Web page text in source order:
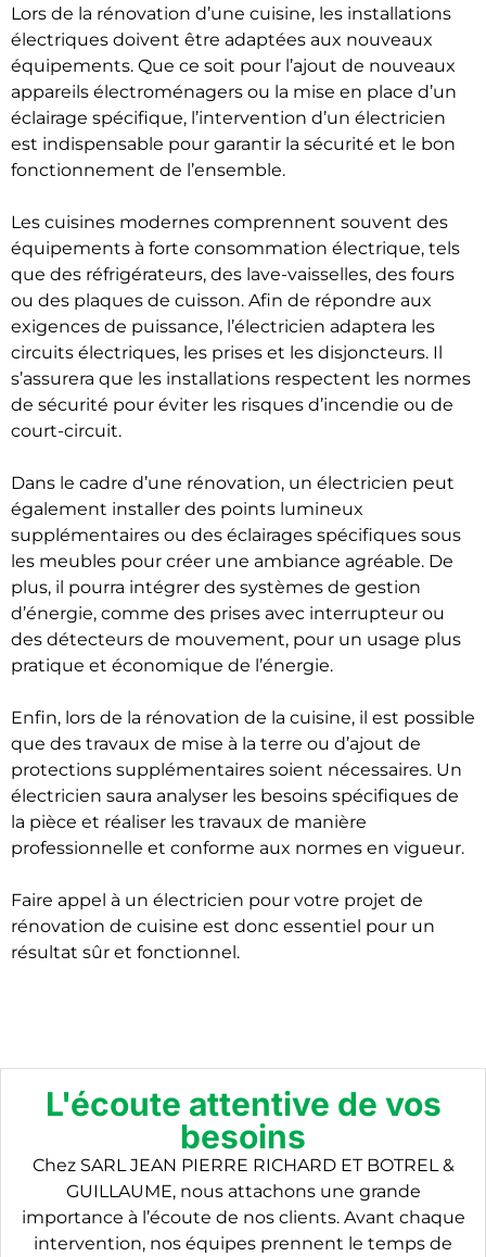
Lors de la rénovation d’une cuisine, les installations
électriques doivent être adaptées aux nouveaux
équipements. Que ce soit pour l’ajout de nouveaux
appareils électroménagers ou la mise en place d’un
éclairage spécifique, l’intervention d’un électricien
est indispensable pour garantir la sécurité et le bon
fonctionnement de l’ensemble.
Les cuisines modernes comprennent souvent des
équipements à forte consommation électrique, tels
que des réfrigérateurs, des lave-vaisselles, des fours
ou des plaques de cuisson. Afin de répondre aux
exigences de puissance, l’électricien adaptera les
circuits électriques, les prises et les disjoncteurs. Il
s’assurera que les installations respectent les normes
de sécurité pour éviter les risques d’incendie ou de
court-circuit.
Dans le cadre d’une rénovation, un électricien peut
également installer des points lumineux
supplémentaires ou des éclairages spécifiques sous
les meubles pour créer une ambiance agréable. De
plus, il pourra intégrer des systèmes de gestion
d’énergie, comme des prises avec interrupteur ou
des détecteurs de mouvement, pour un usage plus
pratique et économique de l’énergie.
Enfin, lors de la rénovation de la cuisine, il est possible
que des travaux de mise à la terre ou d’ajout de
protections supplémentaires soient nécessaires. Un
électricien saura analyser les besoins spécifiques de
la pièce et réaliser les travaux de manière
professionnelle et conforme aux normes en vigueur.
Faire appel à un électricien pour votre projet de
rénovation de cuisine est donc essentiel pour un
résultat sûr et fonctionnel.
L'écoute attentive de vos
besoins
Chez SARL JEAN PIERRE RICHARD ET BOTREL &
GUILLAUME, nous attachons une grande
importance à l’écoute de nos clients. Avant chaque
intervention, nos équipes prennent le temps de